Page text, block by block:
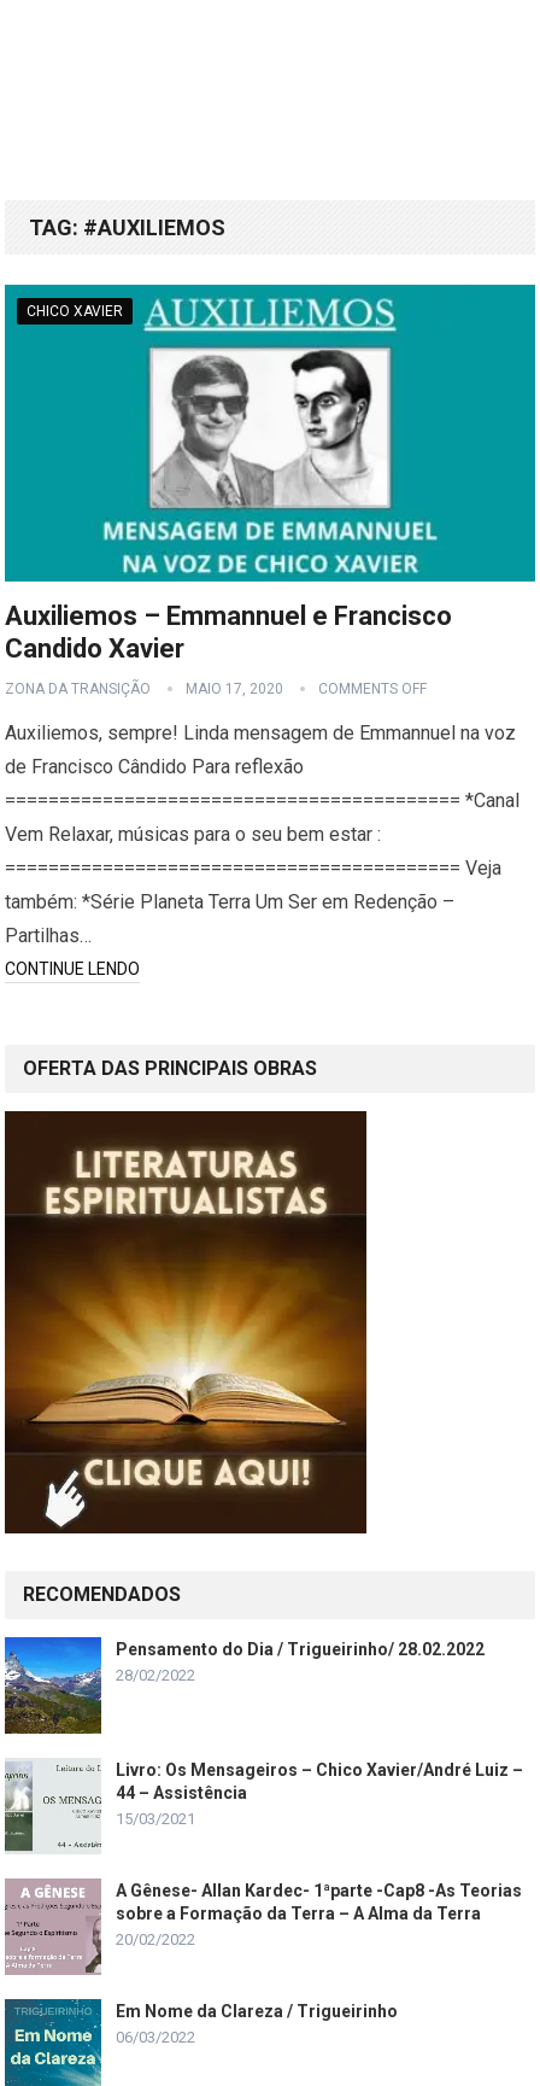
TAG: #AUXILIEMOS
CHICO XAVIER
Auxiliemos – Emmannuel e Francisco
Candido Xavier
ZONA DA TRANSIÇÃO MAIO 17, 2020 COMMENTS OFF
Auxiliemos, sempre! Linda mensagem de Emmannuel na voz
de Francisco Cândido Para reflexão
========================================== *Canal
Vem Relaxar, músicas para o seu bem estar :
========================================== Veja
também: *Série Planeta Terra Um Ser em Redenção –
Partilhas…
CONTINUE LENDO
OFERTA DAS PRINCIPAIS OBRAS
RECOMENDADOS
Pensamento do Dia / Trigueirinho/ 28.02.2022
28/02/2022
Livro: Os Mensageiros – Chico Xavier/André Luiz –
44 – Assistência
15/03/2021
A Gênese- Allan Kardec- 1ªparte -Cap8 -As Teorias
sobre a Formação da Terra – A Alma da Terra
20/02/2022
Em Nome da Clareza / Trigueirinho
06/03/2022